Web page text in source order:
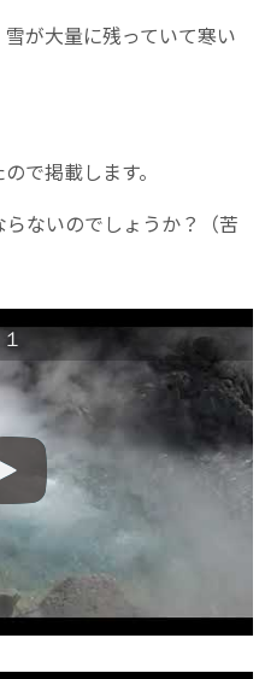
が大量に残っていて寒い
で掲載します。
ないのでしょうか？（苦